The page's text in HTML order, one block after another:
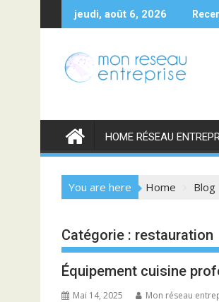
to
jeudi, août 6, 2026
HOME RÉSEAU
You are here Home Blog
Catégorie : restauration
Équipement cuisine
Mai 14, 2025 Mon réseau